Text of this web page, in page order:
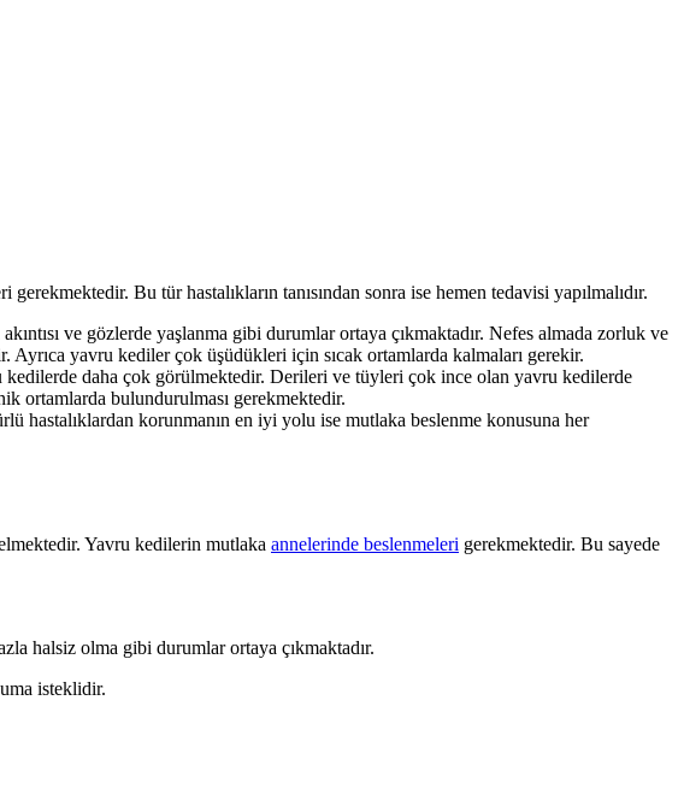
gerekmektedir. Bu tür hastalıkların tanısından sonra ise hemen tedavisi yapılmalıdır.
ve gözlerde yaşlanma gibi durumlar ortaya çıkmaktadır. Nefes almada zorluk ve
yavru kediler çok üşüdükleri için sıcak ortamlarda kalmaları gerekir.
kedilerde daha çok görülmektedir. Derileri ve tüyleri çok ince olan yavru kedilerde
ortamlarda bulundurulması gerekmektedir.
hastalıklardan korunmanın en iyi yolu ise mutlaka beslenme konusuna her
Yavru kedilerin mutlaka annelerinde beslenmeleri gerekmektedir. Bu sayede
halsiz olma gibi durumlar ortaya çıkmaktadır.
isteklidir.